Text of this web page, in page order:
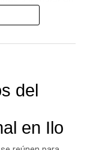
en
generar un
la fe en las
del
en Ilo